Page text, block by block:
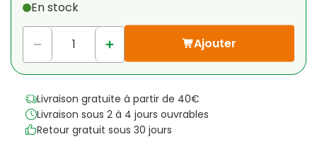
1x 0,00 €
En stock
Ajouter
Livraison gratuite à partir de 40€
Livraison sous 2 à 4 jours ouvrables
Retour gratuit sous 30 jours